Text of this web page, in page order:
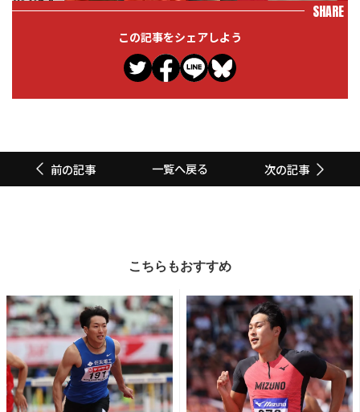
SHARE
この記事をシェアしよう
前の記事 一覧へ戻る 次の記事
こちらもおすすめ